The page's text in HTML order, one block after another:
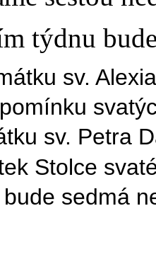
týdnu
sv.
sv. Petra
Stolce
sedmá